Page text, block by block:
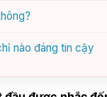
nào đáng tin cậy